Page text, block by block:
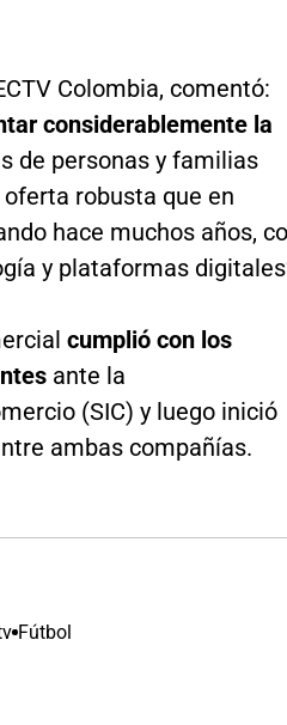
Colombia, comentó:
considerablemente la
de personas y familias
robusta que en
hace muchos años,
y plataformas
cumplió con los
ante la
(SIC) y luego inició
ambas compañías.
Fútbol